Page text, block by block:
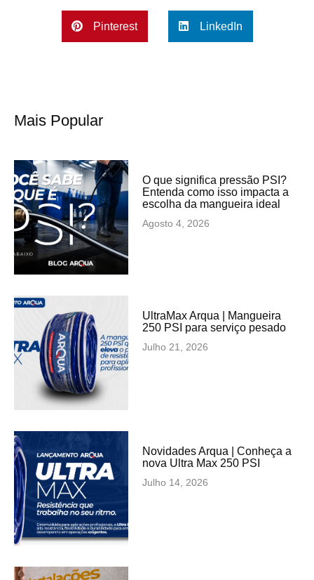
Pinterest LinkedIn
Mais Popular
O que significa pressão PSI?
Entenda como isso impacta a
escolha da mangueira ideal
Agosto 4, 2026
UltraMax Arqua | Mangueira
250 PSI para serviço pesado
Julho 21, 2026
Novidades Arqua | Conheça a
nova Ultra Max 250 PSI
Julho 14, 2026